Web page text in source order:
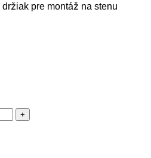
pre montáž na stenu